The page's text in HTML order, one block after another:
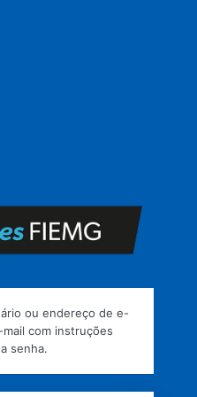
ou endereço de e-
com instruções
senha.